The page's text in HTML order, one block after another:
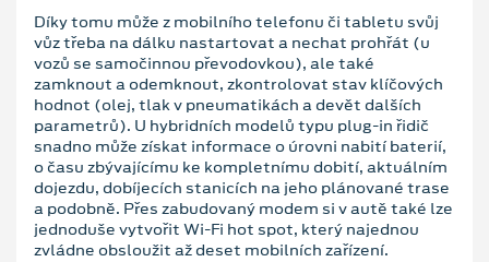
Díky tomu může z mobilního telefonu či tabletu svůj
vůz třeba na dálku nastartovat a nechat prohřát (u
vozů se samočinnou převodovkou), ale také
zamknout a odemknout, zkontrolovat stav klíčových
hodnot (olej, tlak v pneumatikách a devět dalších
parametrů). U hybridních modelů typu plug-in řidič
snadno může získat informace o úrovni nabití baterií,
o času zbývajícímu ke kompletnímu dobití, aktuálním
dojezdu, dobíjecích stanicích na jeho plánované trase
a podobně. Přes zabudovaný modem si v autě také lze
jednoduše vytvořit Wi-Fi hot spot, který najednou
zvládne obsloužit až deset mobilních zařízení.